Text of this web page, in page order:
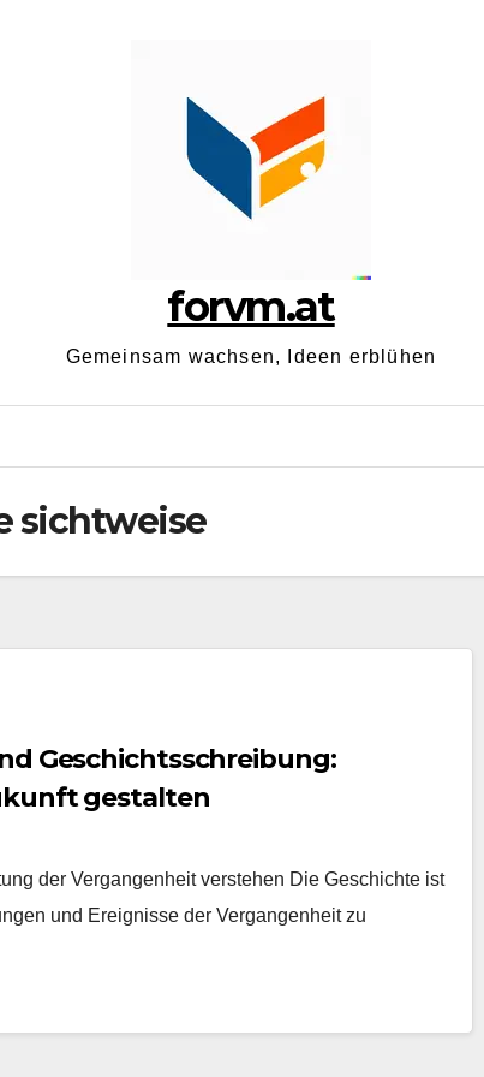
forvm.at
Gemeinsam wachsen, Ideen erblühen
sichtweise
Geschichtsschreibung:
gestalten
der Vergangenheit verstehen Die Geschichte ist
und Ereignisse der Vergangenheit zu